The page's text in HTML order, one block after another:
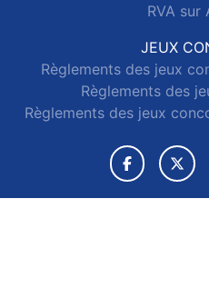
RVA sur
JEUX
Règlements des jeux
Règlements des
Règlements des jeux